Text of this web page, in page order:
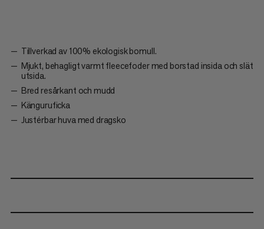
Tillverkad av 100% ekologisk bomull.
Mjukt, behagligt varmt fleecefoder med borstad insida och slät
utsida.
Bred resårkant och mudd
Känguruficka
Justérbar huva med dragsko